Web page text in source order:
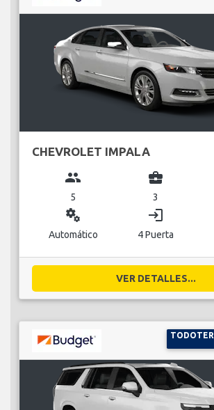
CHEVROLET IMPALA
group
5
business_center
3
miscellaneous_services
Automático
login
4 Puerta
VER DETALLES...